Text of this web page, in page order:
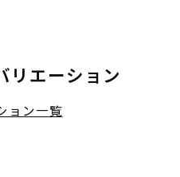
リエーション
ョン一覧